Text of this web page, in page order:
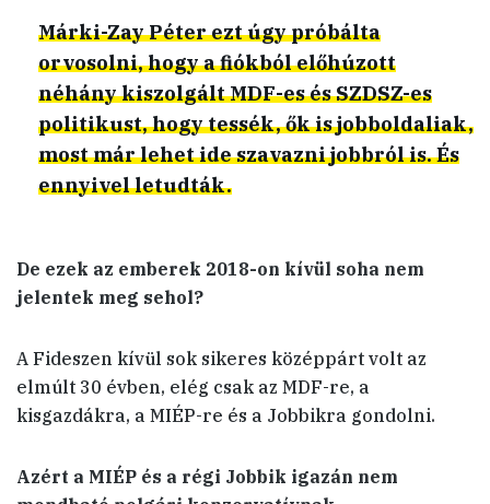
Márki-Zay Péter ezt úgy próbálta
orvosolni, hogy a fiókból előhúzott
néhány kiszolgált MDF-es és SZDSZ-es
politikust, hogy tessék, ők is jobboldaliak,
most már lehet ide szavazni jobbról is. És
ennyivel letudták.
De ezek az emberek 2018-on kívül soha nem
jelentek meg sehol?
A Fideszen kívül sok sikeres középpárt volt az
elmúlt 30 évben, elég csak az MDF-re, a
kisgazdákra, a MIÉP-re és a Jobbikra gondolni.
Azért a MIÉP és a régi Jobbik igazán nem